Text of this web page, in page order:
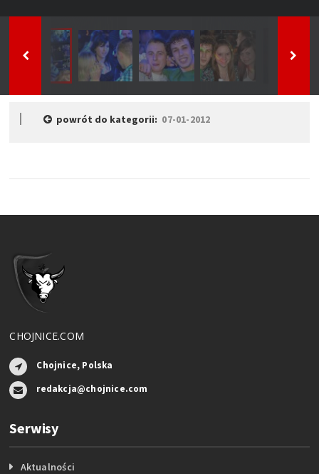
powrót do kategorii: 07-01-2012
CHOJNICE.COM
Chojnice, Polska
redakcja@chojnice.com
Serwisy
Aktualności